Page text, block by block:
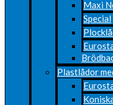
Maxi
Special
Plastlådor